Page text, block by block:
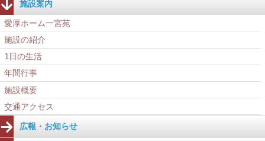
施設案内
愛厚ホーム一宮苑
施設の紹介
1日の生活
年間行事
施設概要
交通アクセス
広報・お知らせ